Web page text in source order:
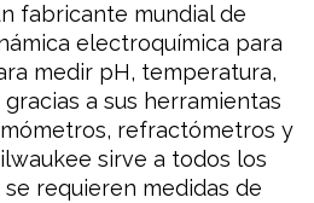
fabricante mundial de
electroquímica para
medir pH, temperatura,
a sus herramientas
refractómetros y
sirve a todos los
requieren medidas de